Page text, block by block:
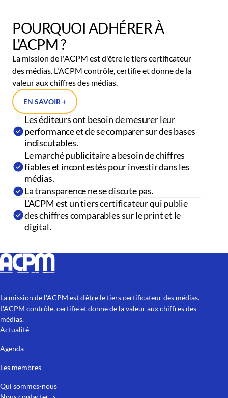
POURQUOI ADHÉRER À
L'ACPM ?
La mission de l'ACPM est d'être le tiers certificateur
des médias. L'ACPM contrôle, certifie et donne de la
valeur aux chiffres des médias.
EN SAVOIR +
Les éditeurs ont besoin de mesurer leur
performance et de se comparer sur des bases
indiscutables.
Le marché publicitaire a besoin de chiffres
fiables et incontestés pour investir dans les
médias.
La transparence ne se discute pas.
L'ACPM est un tiers certificateur qui publie
des chiffres comparables sur le print et le
digital.
La mission de l'ACPM est d'être le tiers certificateur des médias.
L'ACPM contrôle, certifie et donne de la valeur aux chiffres des
médias.
Actualité
Agenda
Les membres
Qui sommes-nous